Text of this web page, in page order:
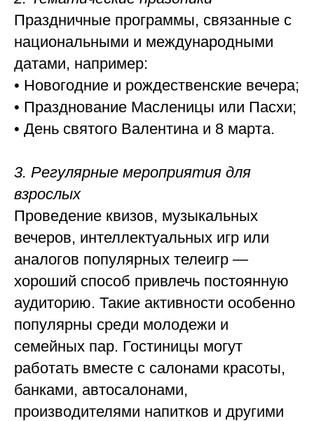
Праздничные программы, связанные с
национальными и международными
датами, например:
• Новогодние и рождественские вечера;
• Празднование Масленицы или Пасхи;
• День святого Валентина и 8 марта.
3. Регулярные мероприятия для
взрослых
Проведение квизов, музыкальных
вечеров, интеллектуальных игр или
аналогов популярных телеигр —
хороший способ привлечь постоянную
аудиторию. Такие активности особенно
популярны среди молодежи и
семейных пар. Гостиницы могут
работать вместе с салонами красоты,
банками, автосалонами,
производителями напитков и другими